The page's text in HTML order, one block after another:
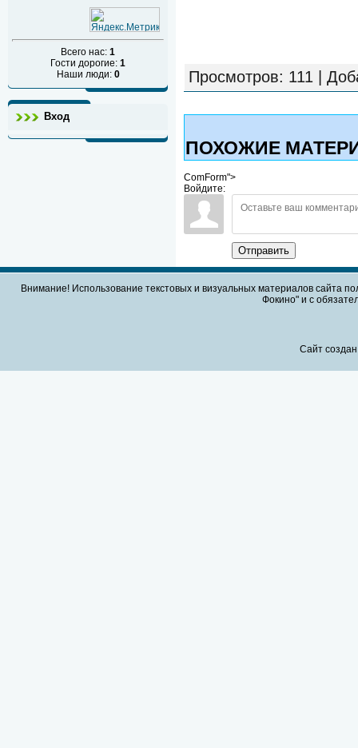
Всего нас: 1
Гости дорогие: 1
Наши люди: 0
Вход
Просмотров: 111 |
ПОХОЖИЕ
ComForm">
Войдите:
Отправить
Внимание! Использование текстовых и визуальных материалов сайта
Фокино" и с
Сайт